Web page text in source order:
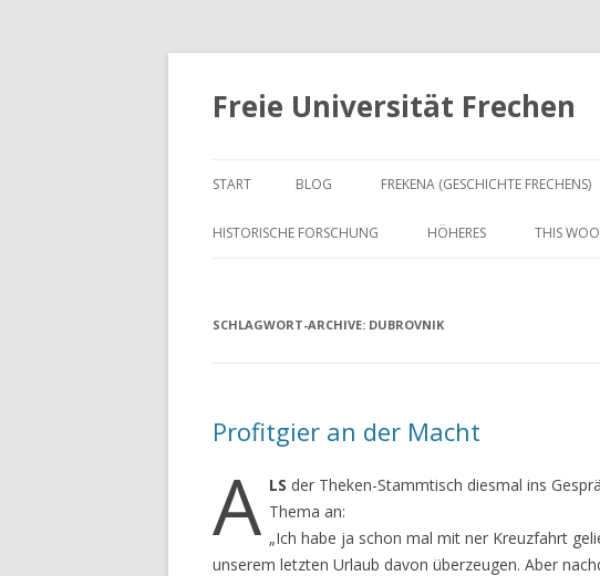
Freie Universität Frechen
START BLOG FREKENA (GESCHICHTE FRECHENS)
HISTORISCHE FORSCHUNG HÖHERES THIS
SCHLAGWORT-ARCHIVE: DUBROVNIK
Profitgier an der Macht
A LS der Theken-Stammtisch diesmal ins
Thema an:
„Ich habe ja schon mal mit ner Kreuzfahrt
unserem letzten Urlaub davon überzeugen. Aber